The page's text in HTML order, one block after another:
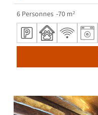
6 Personnes 70 m²